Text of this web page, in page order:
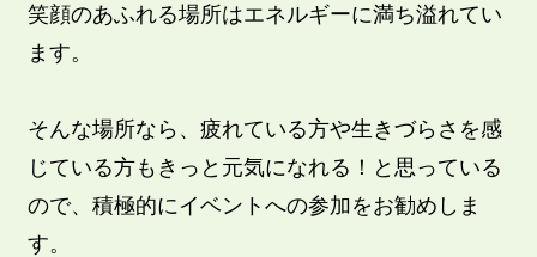
笑顔のあふれる場所はエネルギーに満ち溢れてい
ます。
そんな場所なら、疲れている方や生きづらさを感
じている方もきっと元気になれる！と思っている
ので、積極的にイベントへの参加をお勧めしま
す。